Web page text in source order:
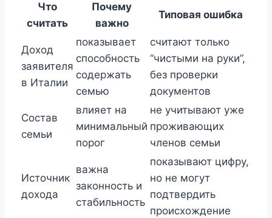
Что
считать
Почему
важно
Типовая ошибка
Доход
заявителя
в Италии
показывает
способность
содержать
семью
считают только
“чистыми на руки”,
без проверки
документов
Состав
семьи
влияет на
минимальный
порог
не учитывают уже
проживающих
членов семьи
Источник
дохода
важна
законность и
стабильность
показывают цифру,
но не могут
подтвердить
происхождение